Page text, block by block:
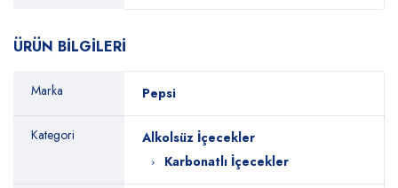
ÜRÜN BİLGİLERİ
Marka Pepsi
Kategori
Alkolsüz İçecekler
Karbonatlı İçecekler